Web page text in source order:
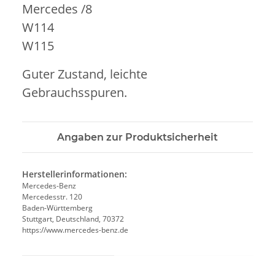
Mercedes /8
W114
W115
Guter Zustand, leichte
Gebrauchsspuren.
Angaben zur Produktsicherheit
Herstellerinformationen:
Mercedes-Benz
Mercedesstr. 120
Baden-Württemberg
Stuttgart, Deutschland, 70372
https://www.mercedes-benz.de